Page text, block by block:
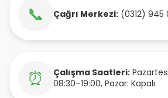
📞 Çağrı Merkezi: (0312) 945
⏰ Çalışma Saatleri:
08:30–19:00, Pazar: Kapalı